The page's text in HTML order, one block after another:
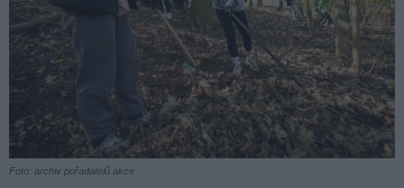
Foto: archiv pořadatelů akce